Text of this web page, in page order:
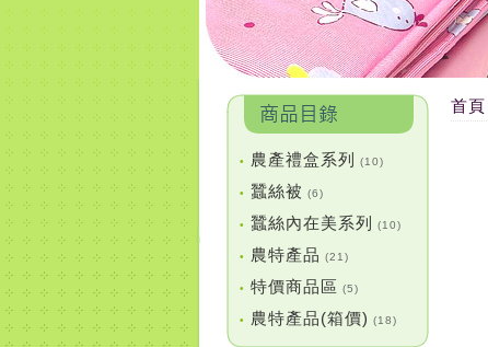
• 農產禮盒系列 (10)
• 蠶絲被 (6)
• 蠶絲內在美系列 (10)
• 農特產品 (21)
• 特價商品區 (5)
• 農特產品(箱價) (18)
首頁